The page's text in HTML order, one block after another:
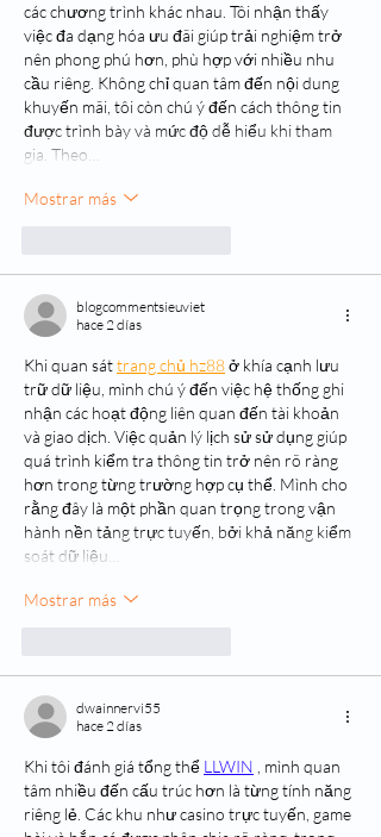
các chương trình khác nhau. Tôi nhận thấy
việc đa dạng hóa ưu đãi giúp trải nghiệm trở
nên phong phú hơn, phù hợp với nhiều nhu
cầu riêng. Không chỉ quan tâm đến nội dung
khuyến mãi, tôi còn chú ý đến cách thông tin
được trình bày và mức độ dễ hiểu khi tham
gia. Theo…
Mostrar más
blogcommentsieuviet
hace 2 días
Khi quan sát trang chủ hz88 ở khía cạnh lưu
trữ dữ liệu, mình chú ý đến việc hệ thống ghi
nhận các hoạt động liên quan đến tài khoản
và giao dịch. Việc quản lý lịch sử sử dụng giúp
quá trình kiểm tra thông tin trở nên rõ ràng
hơn trong từng trường hợp cụ thể. Mình cho
rằng đây là một phần quan trọng trong vận
hành nền tảng trực tuyến, bởi khả năng kiểm
soát dữ liệu…
Mostrar más
dwainnervi55
hace 2 días
Khi tôi đánh giá tổng thể LLWIN
, mình quan
tâm nhiều đến cấu trúc hơn là từng tính năng
riêng lẻ. Các khu như casino trực tuyến, game